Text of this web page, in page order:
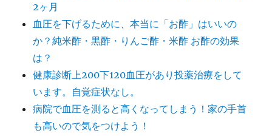
2ヶ月
血圧を下げるために、本当に「お酢」はいいの
か？純米酢・黒酢・りんご酢・米酢 お酢の効果
は？
健康診断上200下120血圧があり投薬治療をして
います。自覚症状なし。
病院で血圧を測ると高くなってしまう！家の手首
も高いので気をつけよう！